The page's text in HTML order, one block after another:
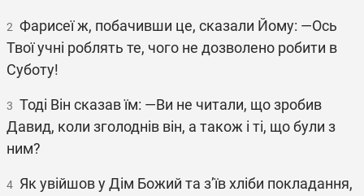
2 Фарисеї ж, побачивши це, сказали Йому: ―Ось
Твої учні роблять те, чого не дозволено робити в
Суботу!
3 Тоді Він сказав їм: ―Ви не читали, що зробив
Давид, коли зголоднів він, а також і ті, що були з
ним?
4 Як увійшов у Дім Божий та з’їв хліби покладання,